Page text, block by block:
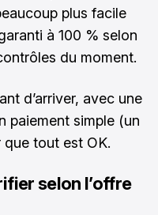
plus facile
à 100 % selon
du moment.
d’arriver, avec une
paiement simple (un
tout est OK.
selon l’offre